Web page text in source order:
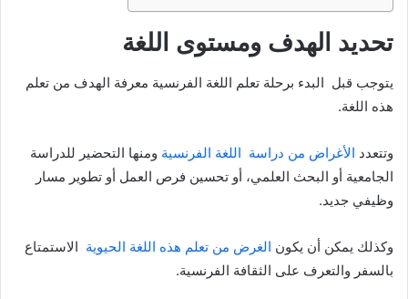
تحديد الهدف ومستوى اللغة
يتوجب قبل البدء برحلة تعلم اللغة الفرنسية معرفة الهدف من تعلم
هذه اللغة.
وتتعدد الأغراض من دراسة اللغة الفرنسية ومنها التحضير للدراسة
الجامعية أو البحث العلمي، أو تحسين فرص العمل أو تطوير مسار
وظيفي جديد.
وكذلك يمكن أن يكون الغرض من تعلم هذه اللغة الحيوية الاستمتاع
بالسفر والتعرف على الثقافة الفرنسية.